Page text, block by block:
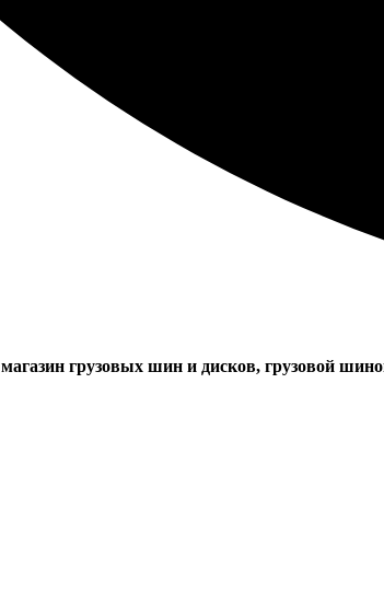
магазин грузовых шин и дисков, грузовой